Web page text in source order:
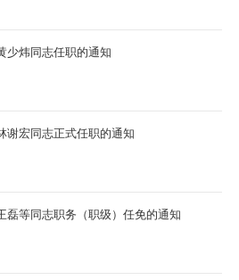
少炜同志任职的通知
谢宏同志正式任职的通知
磊等同志职务（职级）任免的通知